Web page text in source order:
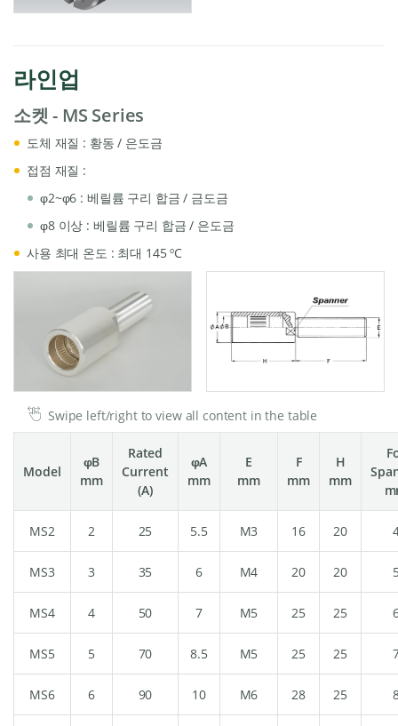
라인업
소켓 - MS Series
도체 재질 : 황동 / 은도금
접점 재질 :
φ2~φ6 : 베릴륨 구리 합금 / 금도금
φ8 이상 : 베릴륨 구리 합금 / 은도금
사용 최대 온도 : 최대 145 ºC
Swipe left/right to view all content in the table
Model
φB
mm
Rated
Current
(A)
φA
mm
E
mm
F
mm
H
mm
MS2 2 25 5.5 M3 16 20
MS3 3 35 6 M4 20 20
MS4 4 50 7 M5 25 25
MS5 5 70 8.5 M5 25 25
MS6 6 90 10 M6 28 25